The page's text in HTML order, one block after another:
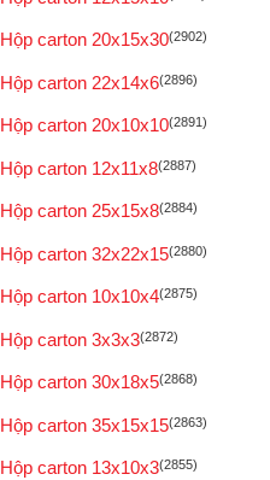
Hộp carton 20x15x30(2902)
Hộp carton 22x14x6(2896)
Hộp carton 20x10x10(2891)
Hộp carton 12x11x8(2887)
Hộp carton 25x15x8(2884)
Hộp carton 32x22x15(2880)
Hộp carton 10x10x4(2875)
Hộp carton 3x3x3(2872)
Hộp carton 30x18x5(2868)
Hộp carton 35x15x15(2863)
Hộp carton 13x10x3(2855)